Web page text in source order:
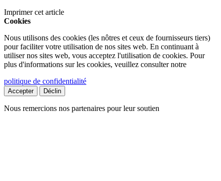
Imprimer cet article
Cookies
Nous utilisons des cookies (les nôtres et ceux de fournisseurs tiers)
pour faciliter votre utilisation de nos sites web. En continuant à
utiliser nos sites web, vous acceptez l'utilisation de cookies. Pour
plus d'informations sur les cookies, veuillez consulter notre
politique de confidentialité
Accepter Déclin
Nous remercions nos partenaires pour leur soutien